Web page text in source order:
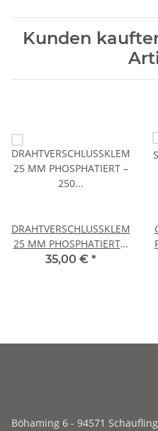
Kunden
DRAHTVERSCHLUSSKLEMMEN
25 MM PHOSPHATIERT –
250 STÜCK
35,00 € *
Böhaming 6 - 94571 Schaufling